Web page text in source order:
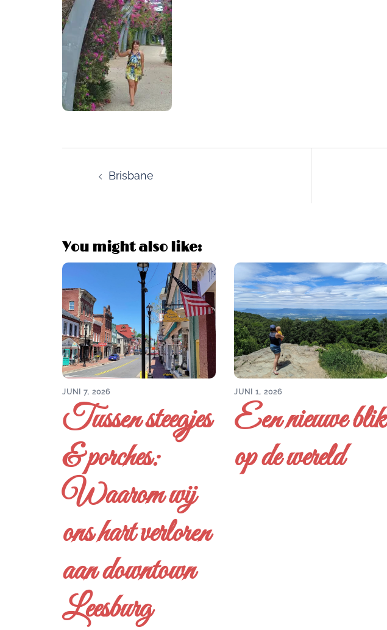
navigation
Brisbane
You might also like:
JUNI 7, 2026
Tussen steegjes
& porches:
Waarom wij
ons hart verloren
aan downtown
Leesburg
JUNI 1, 2026
Een nieuwe blik
op de wereld